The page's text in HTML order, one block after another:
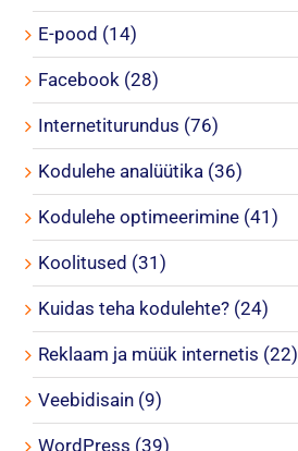
E-pood (14)
Facebook (28)
Internetiturundus (76)
Kodulehe analüütika (36)
Kodulehe optimeerimine (41)
Koolitused (31)
Kuidas teha kodulehte? (24)
Reklaam ja müük internetis (22)
Veebidisain (9)
WordPress (39)